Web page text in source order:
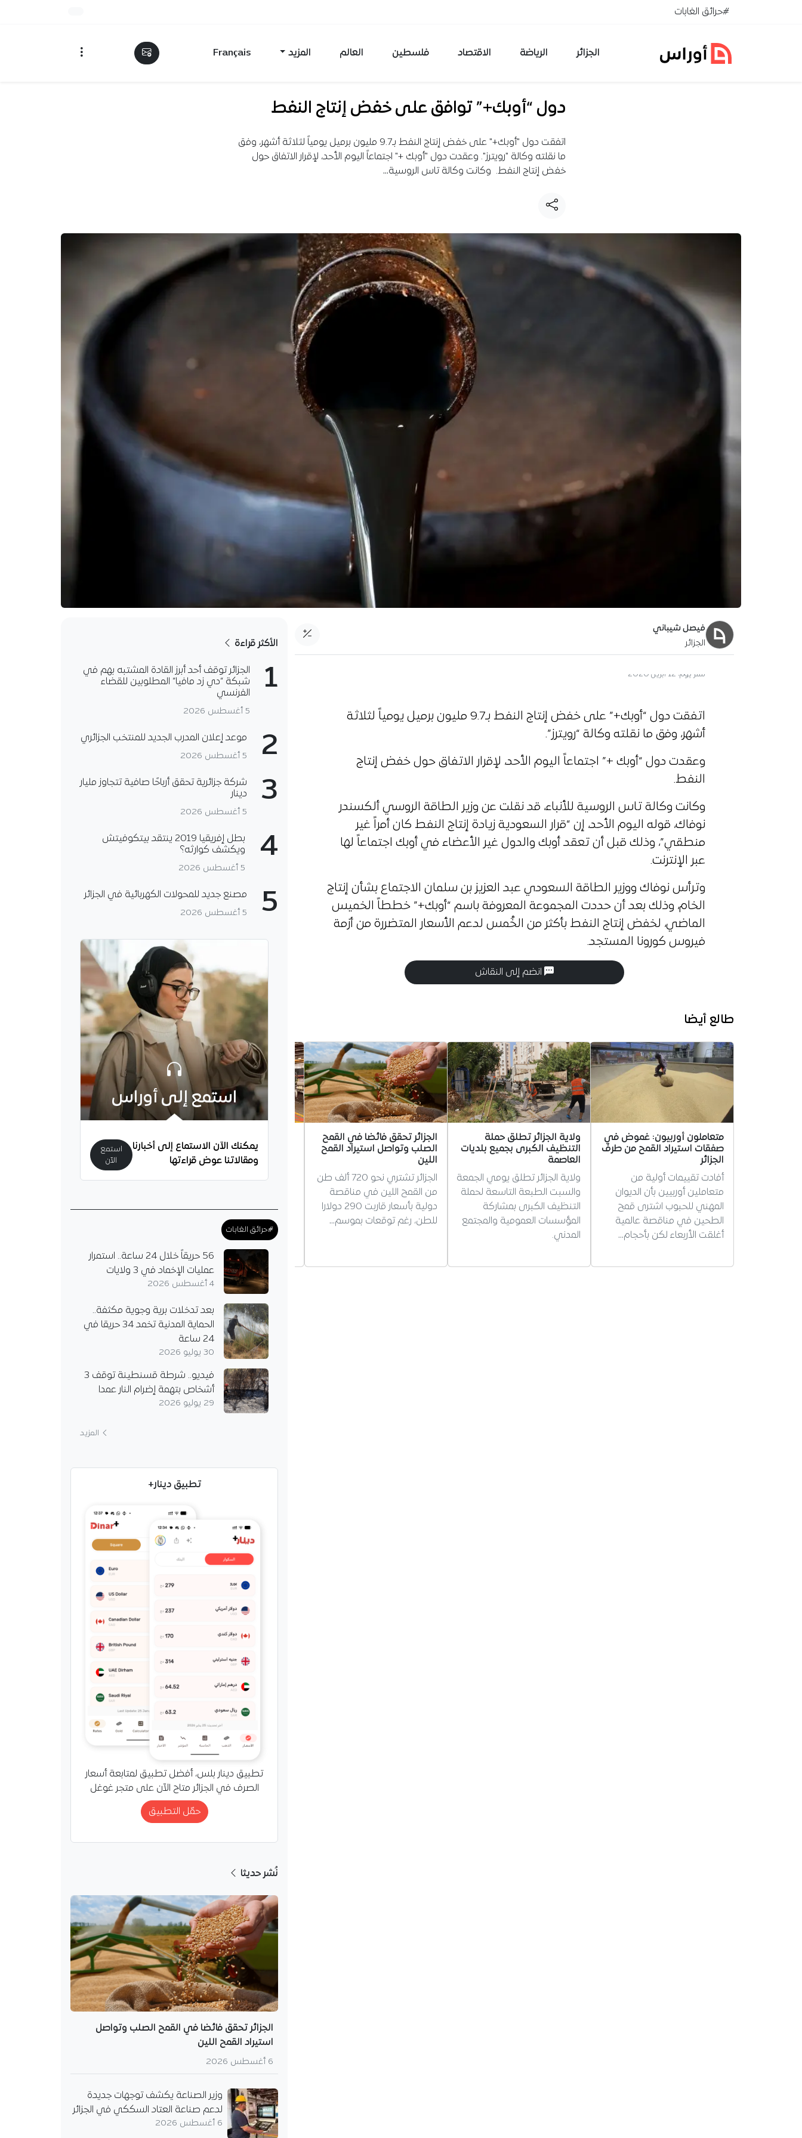
تخطي إلى المحتوى#حرائق الغابات
الجزائر الرياضة الاقتصاد فلسطين العالم المزيد Français
دول “أوبك+” توافق على خفض إنتاج النفط
اتفقت دول "أوبك+" على خفض إنتاج النفط بـ9.7 مليون برميل يومياً لثلاثة أشهر، وفق
ما نقلته وكالة "رويترز". وعقدت دول "أوبك +" اجتماعاً اليوم الأحد، لإقرار الاتفاق حول
خفض إنتاج النفط. وكانت وكالة تاس الروسية…
فيصل شيباني
الجزائر
آخر تحديث:
اتفقت دول “أوبك+” على خفض إنتاج النفط بـ9.7 مليون برميل يومياً لثلاثة
أشهر، وفق ما نقلته وكالة “رويترز”.
وعقدت دول “أوبك +” اجتماعاً اليوم الأحد، لإقرار الاتفاق حول خفض إنتاج
النفط.
وكانت وكالة تاس الروسية للأنباء، قد نقلت عن وزير الطاقة الروسي ألكسندر
نوفاك، قوله اليوم الأحد، إن “قرار السعودية زيادة إنتاج النفط كان أمراً غير
منطقي”، وذلك قبل أن تعقد أوبك والدول غير الأعضاء في أوبك اجتماعاً لها
عبر الإنترنت.
وترأس نوفاك ووزير الطاقة السعودي عبد العزيز بن سلمان الاجتماع بشأن إنتاج
الخام، وذلك بعد أن حددت المجموعة المعروفة باسم “أوبك+” خططاً الخميس
الماضي، لخفض إنتاج النفط بأكثر من الخُمس لدعم الأسعار المتضررة من أزمة
فيروس كورونا المستجد.
انضم إلى النقاش
طالع أيضا
متعاملون أوربيون: غموض في
صفقات استيراد القمح من طرف
الجزائر
أفادت تقييمات أولية من
متعاملين أوربيين بأن الديوان
المهني للحبوب اشترى قمح
الطحين في مناقصة عالمية
أغلقت الأربعاء لكن بأحجام…
ولاية الجزائر تطلق حملة
التنظيف الكبرى بجميع بلديات
العاصمة
ولاية الجزائر تطلق يومي الجمعة
والسبت الطبعة التاسعة لحملة
التنظيف الكبرى بمشاركة
المؤسسات العمومية والمجتمع
المدني.
الجزائر تحقق فائضا في القمح
الصلب وتواصل استيراد القمح
اللين
الجزائر تشتري نحو 720 ألف طن
من القمح اللين في مناقصة
دولية بأسعار قاربت 290 دولارا
للطن، رغم توقعات بموسم…
جديدة لدعم صناعة العتاد
السككي في الجزائر
وزير الصناعة يؤكد من عنابة
السككي وتعزيز الإدماج
الوطني، عبر دعم مجمع
"فيروفيال" وتوسيع المناولة
والتكوين…
الأكثر قراءة
1
الجزائر توقف أحد أبرز القادة المشتبه بهم في
شبكة “دي زد مافيا” المطلوبين للقضاء
الفرنسي
5 أغسطس 2026
2 موعد إعلان المدرب الجديد للمنتخب الجزائري
5 أغسطس 2026
3
شركة جزائرية تحقق أرباحًا صافية تتجاوز مليار
دينار
5 أغسطس 2026
4
بطل إفريقيا 2019 ينتقد بيتكوفيتش
ويكشف كوارثه؟
5 أغسطس 2026
5 مصنع جديد للمحولات الكهربائية في الجزائر
5 أغسطس 2026
استمع إلى أوراس
يمكنك الآن الاستماع إلى أخبارنا
ومقالاتنا عوض قراءتها
استمع
الآن
#حرائق الغابات
56 حريقاً خلال 24 ساعة.. استمرار
عمليات الإخماد في 3 ولايات
4 أغسطس 2026
بعد تدخلات برية وجوية مكثفة..
الحماية المدنية تخمد 34 حريقا في
24 ساعة
30 يوليو 2026
فيديو.. شرطة قسنطينة توقف 3
أشخاص بتهمة إضرام النار عمدا
29 يوليو 2026
المزيد
تطبيق دينار+
تطبيق دينار بلس، أفضل تطبيق لمتابعة أسعار
الصرف في الجزائر متاح الآن على متجر غوغل
حمّل التطبيق
نُشر حديثا
الجزائر تحقق فائضا في القمح الصلب وتواصل
استيراد القمح اللين
6 أغسطس 2026
وزير الصناعة يكشف توجهات جديدة
لدعم صناعة العتاد السككي في الجزائر
6 أغسطس 2026